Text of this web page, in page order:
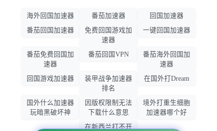
海外回国加速器 番茄加速器
回国加速器
番茄回国加速器
免费回国游戏加
速器
一键回国加速器
番茄免费回国加
速器
番茄回国VPN
番茄海外回国加
速器
回国游戏加速器
装甲战争加速器
排名
在国外打Dream
国外什么加速器
玩暗黑破坏神
因版权限制无法
下载什么意思
境外打重生细胞
加速器哪个好
在新西兰打不开